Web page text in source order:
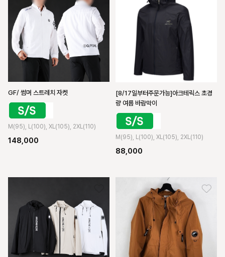
GF/ 썸머 스트레치 자켓
M(95), L(100), XL(105), 2XL(110)
148,000
[8/17일부터주문가능]아크테릭스 초경
량 여름 바람막이
M(95), L(100), XL(105), 2XL(110)
88,000